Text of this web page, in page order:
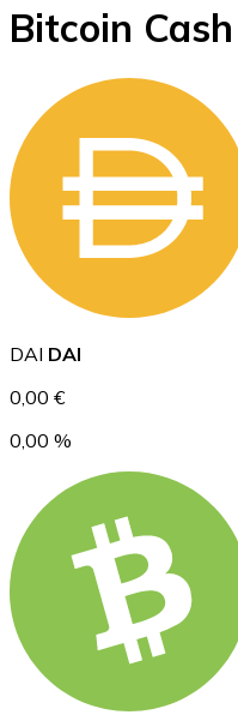
BTC
Ethereum
ETH
USD Coin
Bitcoin Cash
DAI DAI
0,00 €
0,00 %